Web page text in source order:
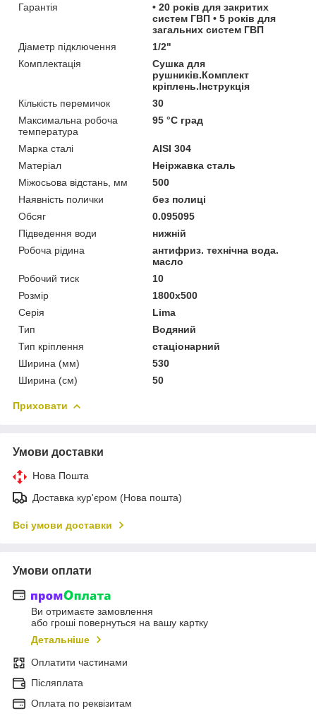
Гарантія
• 20 років для закритих
систем ГВП • 5 років для
загальних систем ГВП
Діаметр підключення
1/2"
Комплектація
Сушка для
рушників.Комплект
кріплень.Інструкція
Кількість перемичок
30
Максимальна робоча
температура
95 °С град
Марка сталі
AISI 304
Матеріал
Неіржавка сталь
Міжосьова відстань, мм
500
Наявність полички
без полиці
Обсяг
0.095095
Підведення води
нижній
Робоча рідина
антифриз. технічна вода.
масло
Робочий тиск
10
Розмір
1800x500
Серія
Lima
Тип
Водяний
Тип кріплення
стаціонарний
Ширина (мм)
530
Ширина (см)
50
Приховати
Умови доставки
Нова Пошта
Доставка кур'єром (Нова пошта)
Всі умови доставки
Умови оплати
Ви отримаєте замовлення
або гроші повернуться на вашу картку
Детальніше
Оплатити частинами
Післяплата
Оплата по реквізитам